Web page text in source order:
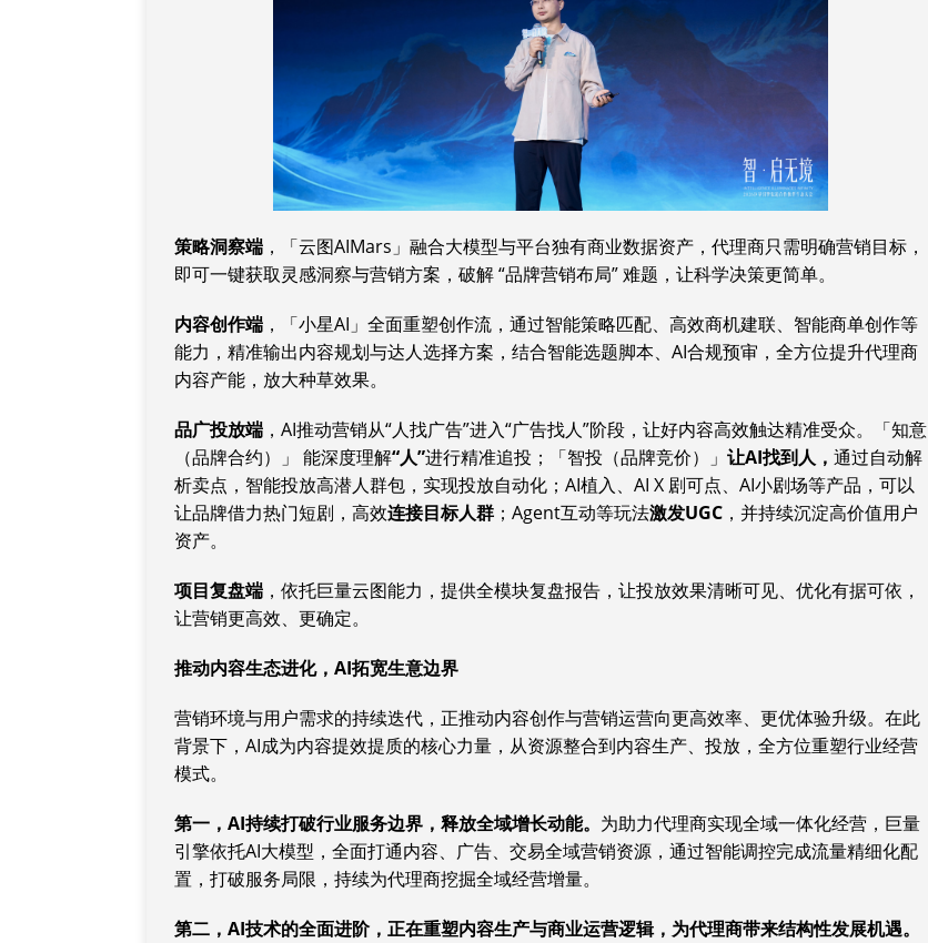
策略洞察端 ，「云图AIMars」融合大模型与平台独有商业数据资产，代理商只需明确营销目标，
即可一键获取灵感洞察与营销方案，破解 “品牌营销布局” 难题，让科学决策更简单。
内容创作端 ，「小星AI」全面重塑创作流，通过智能策略匹配、高效商机建联、智能商单创作等
能力，精准输出内容规划与达人选择方案，结合智能选题脚本、AI合规预审，全方位提升代理商
内容产能，放大种草效果。
品广投放端 ，AI推动营销从“人找广告”进入“广告找人”阶段，让好内容高效触达精准受众。「知意
（品牌合约）」 能深度理解“人”进行精准追投；「智投（品牌竞价）」 让AI找到人， 通过自动解
析卖点，智能投放高潜人群包，实现投放自动化；AI植入、AI X 剧可点、AI小剧场等产品，可以
让品牌借力热门短剧，高效连接目标人群 ；Agent互动等玩法激发UGC ，并持续沉淀高价值用户
资产。
项目复盘端 ，依托巨量云图能力，提供全模块复盘报告，让投放效果清晰可见、优化有据可依，
让营销更高效、更确定。
推动内容生态进化， AI拓宽生意边界
营销环境与用户需求的持续迭代，正推动内容创作与营销运营向更高效率、更优体验升级。在此
背景下，AI成为内容提效提质的核心力量，从资源整合到内容生产、投放，全方位重塑行业经营
模式。
第一， AI持续打破行业服务边界，释放全域增长动能。 为助力代理商实现全域一体化经营，巨量
引擎依托AI大模型，全面打通内容、广告、交易全域营销资源，通过智能调控完成流量精细化配
置，打破服务局限，持续为代理商挖掘全域经营增量。
第二， AI技术的全面进阶，正在重塑内容生产与商业运营逻辑，为代理商带来结构性发展机遇。